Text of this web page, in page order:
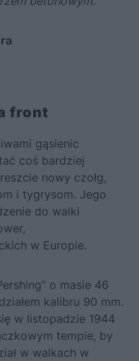
front
gąsienic
coś bardziej
nowy czołg,
i tygrysom. Jego
do walki
w Europie.
o masie 46
kalibru 90 mm.
w listopadzie 1944
tempie, by
w walkach w